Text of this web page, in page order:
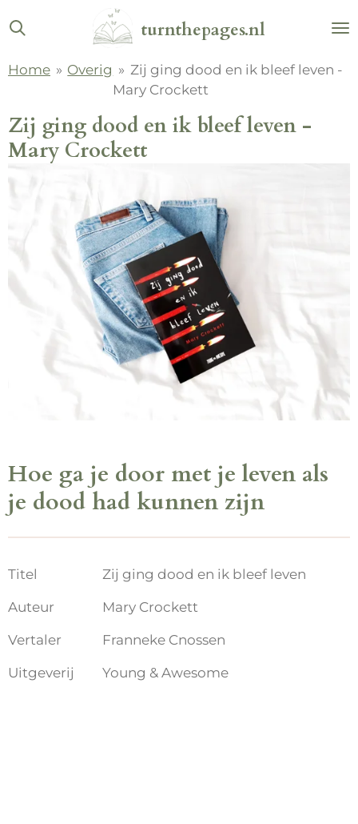
Ga
direct
de
turnthepages.nl
Home » Overig » Zij ging dood en ik bleef leven -
Mary Crockett
Zij ging dood en ik bleef leven -
Mary Crockett
Hoe ga je door met je leven als
je dood had kunnen zijn
Titel Zij ging dood en ik bleef leven
Auteur Mary Crockett
Vertaler Franneke Cnossen
Uitgeverij Young & Awesome